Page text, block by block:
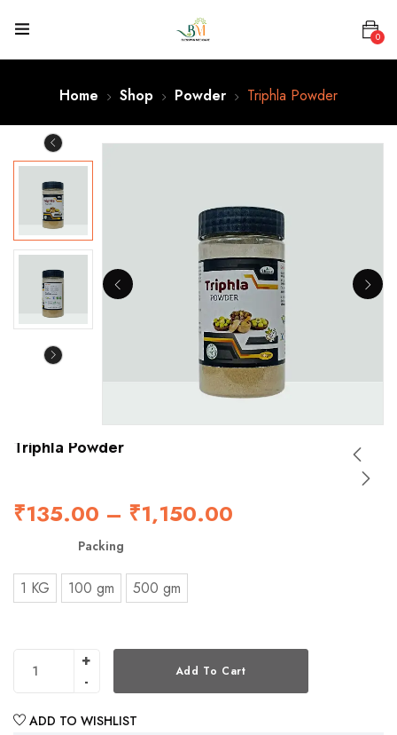
0
Home Shop Powder Triphla Powder
Triphla Powder
₹135.00 – ₹1,150.00
Packing
1 KG 100 gm 500 gm
Add To Cart
ADD TO WISHLIST